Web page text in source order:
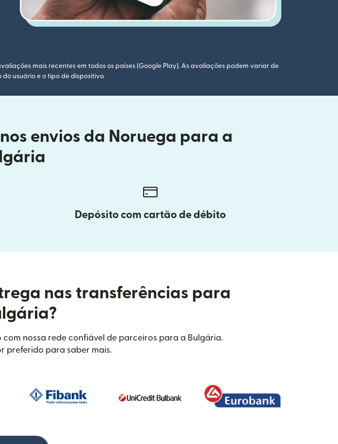
mais recentes em todos os países (Google Play). As avaliações podem variar de
usuário e o tipo de dispositivo.
envios da Noruega para a
Depósito com cartão de débito
nas transferências para
nossa rede confiável de parceiros para a Bulgária.
preferido para saber mais.